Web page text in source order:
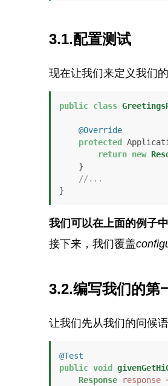
3.1.配置测试
现在让我们来定义我们的
public class
@Override
protected
return new
//...
我们可以在上面的例子
接下来，我们覆盖
3.2.编写我们的第
让我们先从我们的问候
@Test
public void
Response
response